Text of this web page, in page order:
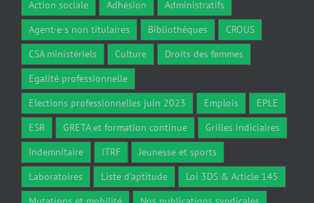
Action sociale
Adhésion
Administratifs
Agent·e·s non titulaires
Bibliothèques
CROUS
CSA ministériels
Culture
Droits des femmes
Egalité professionnelle
Elections professionnelles juin 2023
Emplois
EPLE
ESR
GRETA et formation continue
Grilles indiciaires
Indemnitaire
ITRF
Jeunesse et sports
Laboratoires
Liste d'aptitude
Loi 3DS & Article 145